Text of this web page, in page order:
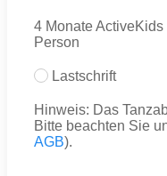
4 Monate
Person
Lastschrift
Hinweis: Das
Bitte beachten Sie
AGB).